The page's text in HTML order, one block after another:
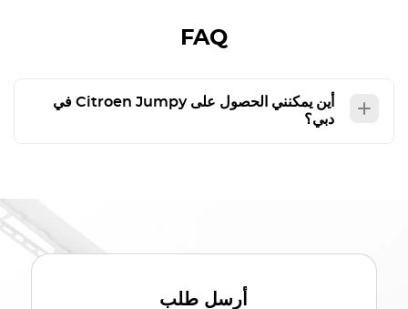
FAQ
أين يمكنني الحصول علىCitroen Jumpy في
دبي؟
أرسل طلب